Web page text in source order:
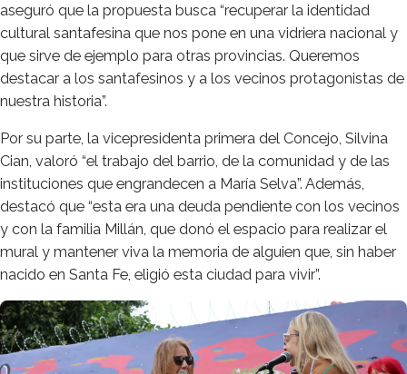
aseguró que la propuesta busca “recuperar la identidad
cultural santafesina que nos pone en una vidriera nacional y
que sirve de ejemplo para otras provincias. Queremos
destacar a los santafesinos y a los vecinos protagonistas de
nuestra historia”.
Por su parte, la vicepresidenta primera del Concejo, Silvina
Cian, valoró “el trabajo del barrio, de la comunidad y de las
instituciones que engrandecen a María Selva”. Además,
destacó que “esta era una deuda pendiente con los vecinos
y con la familia Millán, que donó el espacio para realizar el
mural y mantener viva la memoria de alguien que, sin haber
nacido en Santa Fe, eligió esta ciudad para vivir”.